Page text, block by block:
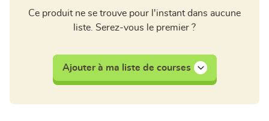
Ce produit ne se trouve pour l'instant dans aucune
liste. Serez-vous le premier ?
Ajouter à ma liste de courses